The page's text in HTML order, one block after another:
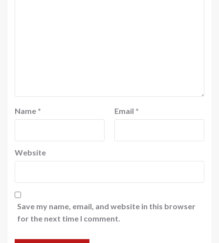
Name * Email *
Website
Save my name, email, and website in this browser
for the next time I comment.